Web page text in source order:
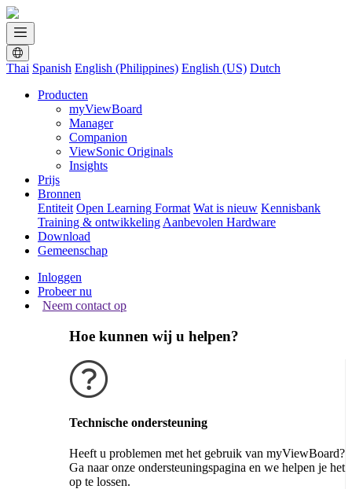
Thai Spanish English (Philippines) English (US) Dutch
Producten
myViewBoard
Manager
Companion
ViewSonic Originals
Insights
Prijs
Bronnen
Entiteit Open Learning Format Wat is nieuw Kennisbank
Training & ontwikkeling Aanbevolen Hardware
Download
Gemeenschap
Inloggen
Probeer nu
Neem contact op
Hoe kunnen wij u helpen?
Technische ondersteuning
Heeft u problemen met het gebruik van myViewBoard?
Ga naar onze ondersteuningspagina en we helpen je het
op te lossen.